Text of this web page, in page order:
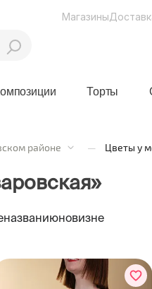
Магазины
Торты
районе — Цветы у
названиюновизне